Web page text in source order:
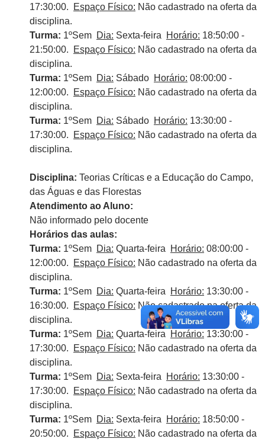
17:30:00.
Espaço Físico: Não cadastrado na oferta da
disciplina.
Turma: 1ºSem Dia: Sexta-feira Horário: 18:50:00 -
21:50:00.
Espaço Físico: Não cadastrado na oferta da
disciplina.
Turma: 1ºSem Dia: Sábado Horário: 08:00:00 -
12:00:00.
Espaço Físico: Não cadastrado na oferta da
disciplina.
Turma: 1ºSem Dia: Sábado Horário: 13:30:00 -
17:30:00.
Espaço Físico: Não cadastrado na oferta da
disciplina.
Disciplina: Teorias Críticas e a Educação do Campo,
das Águas e das Florestas
Atendimento ao Aluno:
Não informado pelo docente
Horários das aulas:
Turma: 1ºSem Dia: Quarta-feira Horário: 08:00:00 -
12:00:00.
Espaço Físico: Não cadastrado na oferta da
disciplina.
Turma: 1ºSem Dia: Quarta-feira Horário: 13:30:00 -
16:30:00.
Espaço Físico: Não cadastrado na oferta da
disciplina.
Turma: 1ºSem Dia: Quarta-feira Horário: 13:30:00 -
17:30:00.
Espaço Físico: Não cadastrado na oferta da
disciplina.
Turma: 1ºSem Dia: Sexta-feira Horário: 13:30:00 -
17:30:00.
Espaço Físico: Não cadastrado na oferta da
disciplina.
Turma: 1ºSem Dia: Sexta-feira Horário: 18:50:00 -
20:50:00.
Espaço Físico: Não cadastrado na oferta da